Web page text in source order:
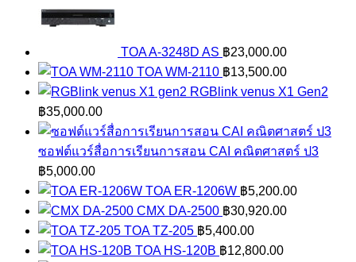
CAI
คณิตศาสตร์
ม1
ชิ้น
TOA A-3248D AS ฿23,000.00
TOA WM-2110 ฿13,500.00
RGBlink venus X1 Gen2
฿35,000.00
ซอฟต์แวร์สื่อการเรียนการสอน CAI คณิตศาสตร์ ป3
฿5,000.00
TOA ER-1206W ฿5,200.00
CMX DA-2500 ฿30,920.00
TOA TZ-205 ฿5,400.00
TOA HS-120B ฿12,800.00